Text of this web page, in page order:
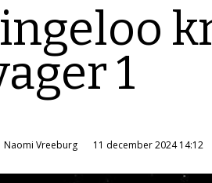
1
Naomi Vreeburg 11 december 2024 14:12